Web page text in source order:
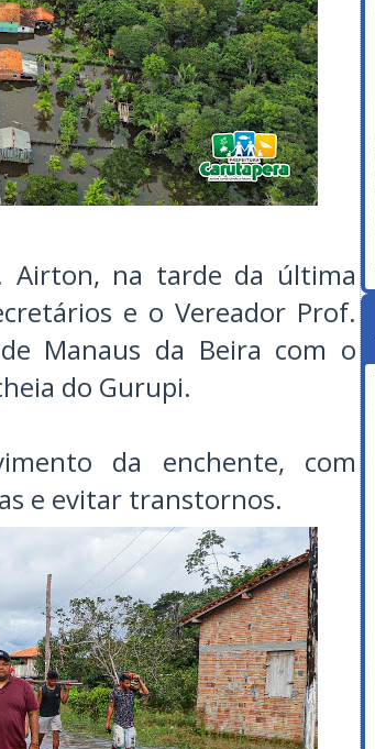
Airton, na tarde da última
e o Vereador Prof.
Manaus da Beira com o
do Gurupi.
da enchente, com
e evitar transtornos.